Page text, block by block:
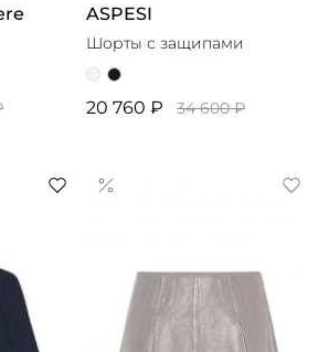
ASPESI
Шорты с защипами
20 760 ₽ 34 600 ₽